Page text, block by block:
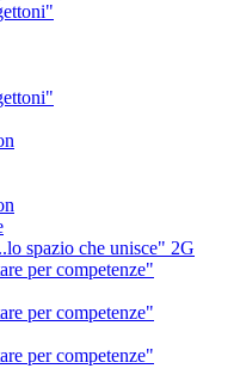
spazio che unisce" 2G
per competenze"
per competenze"
per competenze"